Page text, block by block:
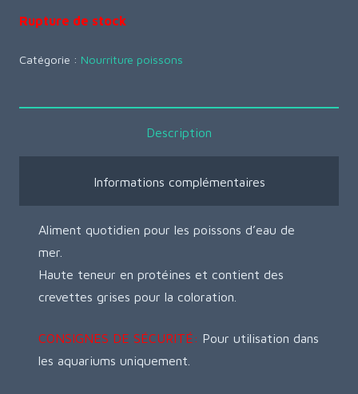
Rupture de stock
Catégorie : Nourriture poissons
Description
Informations complémentaires
Aliment quotidien pour les poissons d’eau de
mer.
Haute teneur en protéines et contient des
crevettes grises pour la coloration.
CONSIGNES DE SÉCURITÉ: Pour utilisation dans
les aquariums uniquement.